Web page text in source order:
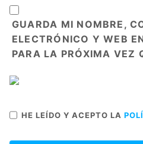
GUARDA MI NOMBRE,
ELECTRÓNICO Y WEB
PARA LA PRÓXIMA VEZ
HE LEÍDO Y ACEPTO LA